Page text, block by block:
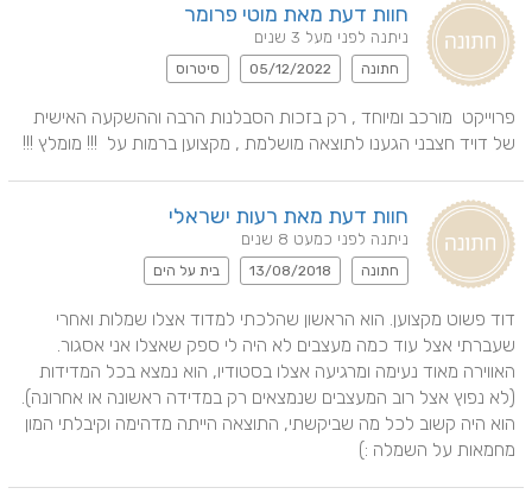
חוות דעת מאת מוטי פרומר
ניתנה לפני מעל 3 שנים
חתונה 05/12/2022 סיטרוס
של דויד חצבני הגענו לתוצאה מושלמת , מקצוען ברמות על  !!! מומלץ !!!
חוות דעת מאת רעות ישראלי
ניתנה לפני כמעט 8 שנים
חתונה 13/08/2018 בית על הים
מחמאות על השמלה :)